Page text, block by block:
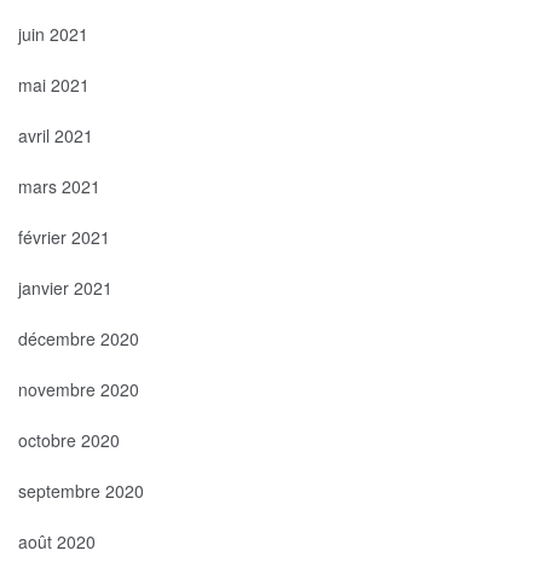
juin 2021
mai 2021
avril 2021
mars 2021
février 2021
janvier 2021
décembre 2020
novembre 2020
octobre 2020
septembre 2020
août 2020